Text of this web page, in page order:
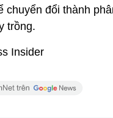
chuyển đổi thành
trồng.
Insider